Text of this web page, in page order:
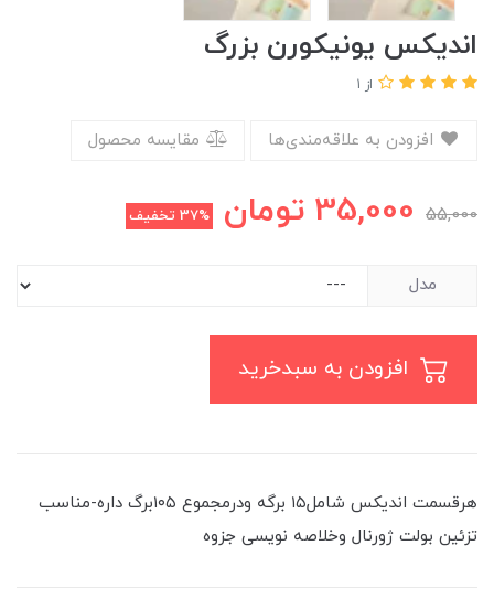
اندیکس یونیکورن بزرگ
از 1
مقایسه محصول
55,000
35,000 تومان 37% تخفیف
مدل
هرقسمت اندیکس شامل۱۵ برگه ودرمجموع ۱۰۵برگ داره-مناسب
تزئین بولت ژورنال وخلاصه نویسی جزوه